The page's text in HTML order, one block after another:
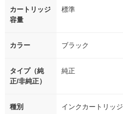
カートリッジ
容量
標準
カラー ブラック
タイプ（純
正/非純正）
純正
種別 インクカートリッジ